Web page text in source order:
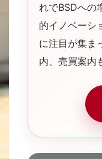
れでBSDへの
的イノベーシ
に注目が集ま
内、売買案内